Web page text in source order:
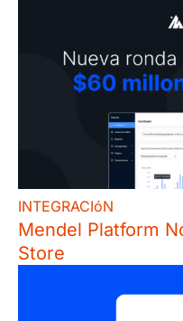
INTEGRACIóN
Mendel Platform
Store